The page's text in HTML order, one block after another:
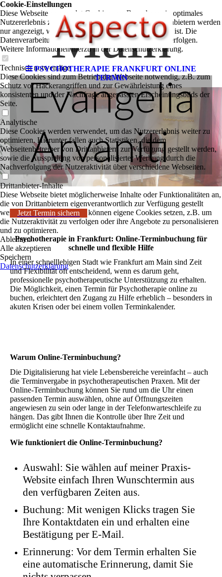
PSYCHOTHERAPIE FRANKFURT ONLINE
TERMIN
Main
Evangelia
Arvaniti
Jetzt Termin sichern
Psychotherapie in Frankfurt: Online-Terminbuchung für
schnelle und flexible Hilfe
In einer schnelllebigen Stadt wie Frankfurt am Main sind Zeit
und Flexibilität oft entscheidend, wenn es darum geht,
professionelle psychotherapeutische Unterstützung zu erhalten.
Die Möglichkeit, einen Termin für Psychotherapie online zu
buchen, erleichtert den Zugang zu Hilfe erheblich – besonders in
akuten Krisen oder bei einem vollen Terminkalender.
Warum Online-Terminbuchung?
Die Digitalisierung hat viele Lebensbereiche vereinfacht – auch
die Terminvergabe in psychotherapeutischen Praxen. Mit der
Online-Terminbuchung können Sie rund um die Uhr einen
passenden Termin auswählen, ohne auf Öffnungszeiten
angewiesen zu sein oder lange in der Telefonwarteschleife zu
hängen. Das gibt Ihnen die Kontrolle über Ihre Zeit und
ermöglicht eine schnelle Kontaktaufnahme.
Wie funktioniert die Online-Terminbuchung?
Auswahl: Sie wählen auf meiner Praxis-
Website einfach Ihren Wunschtermin aus
den verfügbaren Zeiten aus.
Buchung: Mit wenigen Klicks tragen Sie
Ihre Kontaktdaten ein und erhalten eine
Bestätigung per E-Mail.
Erinnerung: Vor dem Termin erhalten Sie
eine automatische Erinnerung, damit Sie
Cookie-Einstellungen
Diese Webseite verwendet Cookies, um Besuchern ein optimales
Nutzererlebnis zu bieten. Bestimmte Inhalte von Drittanbietern werden
nur angezeigt, wenn die entsprechende Option aktiviert ist. Die
Datenverarbeitung kann dann auch in einem Drittland erfolgen.
Weitere Informationen hierzu in der Datenschutzerklärung.
Technisch notwendige
Diese Cookies sind zum Betrieb der Webseite notwendig, z.B. zum
Schutz vor Hackerangriffen und zur Gewährleistung eines
konsistenten und der Nachfrage angepassten Erscheinungsbilds der
Seite.
Analytische
Diese Cookies werden verwendet, um das Nutzererlebnis weiter zu
optimieren. Hierunter fallen auch Statistiken, die dem
Webseitenbetreiber von Drittanbietern zur Verfügung gestellt werden,
sowie die Ausspielung von personalisierter Werbung durch die
Nachverfolgung der Nutzeraktivität über verschiedene Webseiten.
Drittanbieter-Inhalte
Diese Webseite bietet möglicherweise Inhalte oder Funktionalitäten an,
die von Drittanbietern eigenverantwortlich zur Verfügung gestellt
werden. Diese Drittanbieter können eigene Cookies setzen, z.B. um
die Nutzeraktivität zu verfolgen oder ihre Angebote zu personalisieren
und zu optimieren.
Ablehnen
Alle akzeptieren
Speichern
Datenschutzerklärung